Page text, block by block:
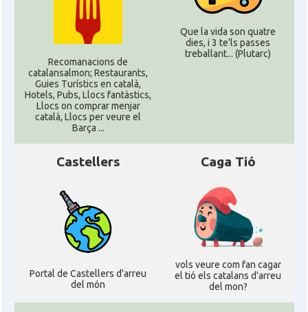
Recomanacions de
catalansalmon; Restaurants,
Guies Turístics en català,
Hotels, Pubs, Llocs fantàstics,
Llocs on comprar menjar
català, Llocs per veure el
Barça ...
Que la vida son quatre
dies, i 3 te'ls passes
treballant... (Plutarc)
Castellers
Portal de Castellers d'arreu
del món
Caga Tió
vols veure com fan cagar
el tió els catalans d'arreu
del mon?